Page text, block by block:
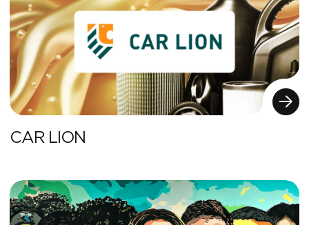
CAR LION